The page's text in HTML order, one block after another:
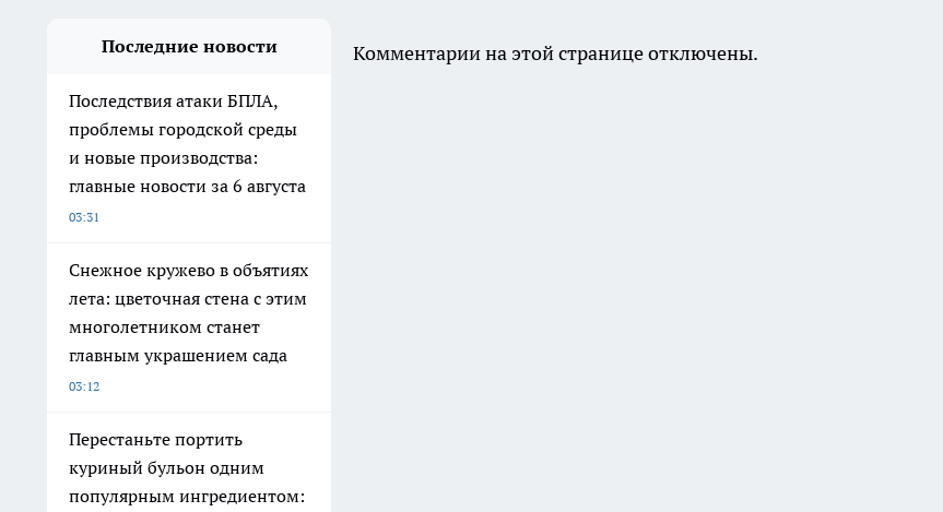
Последние новости
Последствия атаки БПЛА,
проблемы городской среды
и новые производства:
главные новости за 6 августа
03:31
Снежное кружево в объятиях
лета: цветочная стена с этим
многолетником станет
главным украшением сада
03:12
Перестаньте портить
куриный бульон одним
популярным ингредиентом:
Комментарии на этой странице отключены.